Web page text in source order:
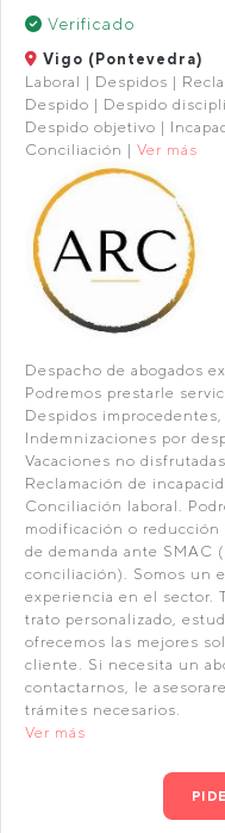
Verificado
Vigo (Pontevedra)
Laboral | Despidos |
Despido | Despido
Despido objetivo |
Conciliación | Ver más
Despacho de abogados
Podremos prestarle
Despidos
Indemnizaciones por
Vacaciones no
Reclamación de
Conciliación laboral.
modificación o reducción
de demanda ante SMAC
conciliación). Somos un
experiencia en el sector.
trato personalizado,
ofrecemos las mejores
cliente. Si necesita un
contactarnos, le
trámites necesarios.
Ver más